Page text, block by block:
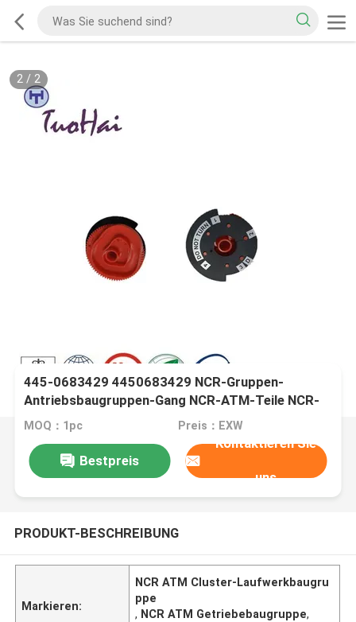
2/ 2
445-0683429 4450683429 NCR-Gruppen-
Antriebsbaugruppen-Gang NCR-ATM-Teile NCR-
Gruppen-Antriebsbaugruppe
MOQ：1pc Preis：EXW
Bestpreis
Kontaktieren Sie
uns
PRODUKT-BESCHREIBUNG
Markieren:
NCR ATM Cluster-Laufwerkbaugru
ppe
, NCR ATM Getriebebaugruppe,